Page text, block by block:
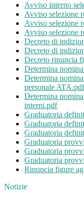
Avviso interno
Avviso selezione
Avviso selezione
Avviso selezione
Decreto di
Decreto di
Decreto rinuncia
Determina
Determina
personale ATA.pdf
Determina
interni.pdf
Graduatoria
Graduatoria
Graduatoria
Graduatoria
Graduatoria
Graduatoria
Rinuncia figure
Notizie